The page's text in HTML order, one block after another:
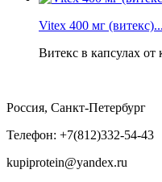
Vitex 400 мг (витекс)...
Витекс в капсулах
Россия, Санкт-Петербург
Телефон: +7(812)332-54-43
kupiprotein@yandex.ru